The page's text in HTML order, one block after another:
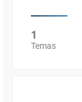
1
Temas